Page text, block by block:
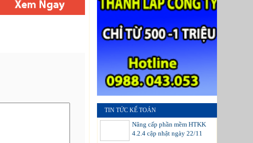
TIN TỨC KẾ TOÁN
Nâng cấp phần mềm HTKK
4.2.4 cập nhật ngày 22/11